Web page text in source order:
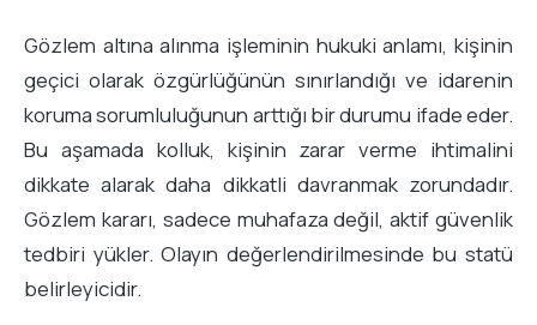
Gözlem altına alınma işleminin hukuki anlamı, kişinin
geçici olarak özgürlüğünün sınırlandığı ve idarenin
koruma sorumluluğunun arttığı bir durumu ifade eder.
Bu aşamada kolluk, kişinin zarar verme ihtimalini
dikkate alarak daha dikkatli davranmak zorundadır.
Gözlem kararı, sadece muhafaza değil, aktif güvenlik
tedbiri yükler. Olayın değerlendirilmesinde bu statü
belirleyicidir.